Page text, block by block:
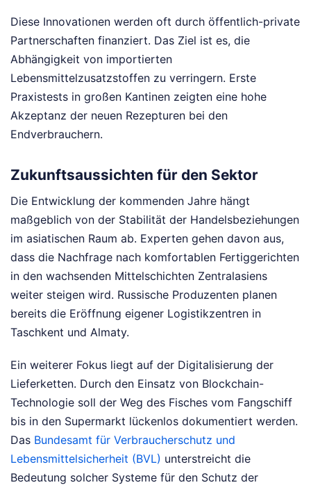
Diese Innovationen werden oft durch öffentlich-private
Partnerschaften finanziert. Das Ziel ist es, die
Abhängigkeit von importierten
Lebensmittelzusatzstoffen zu verringern. Erste
Praxistests in großen Kantinen zeigten eine hohe
Akzeptanz der neuen Rezepturen bei den
Endverbrauchern.
Zukunftsaussichten für den Sektor
Die Entwicklung der kommenden Jahre hängt
maßgeblich von der Stabilität der Handelsbeziehungen
im asiatischen Raum ab. Experten gehen davon aus,
dass die Nachfrage nach komfortablen Fertiggerichten
in den wachsenden Mittelschichten Zentralasiens
weiter steigen wird. Russische Produzenten planen
bereits die Eröffnung eigener Logistikzentren in
Taschkent und Almaty.
Ein weiterer Fokus liegt auf der Digitalisierung der
Lieferketten. Durch den Einsatz von Blockchain-
Technologie soll der Weg des Fisches vom Fangschiff
bis in den Supermarkt lückenlos dokumentiert werden.
Das Bundesamt für Verbraucherschutz und
Lebensmittelsicherheit (BVL) unterstreicht die
Bedeutung solcher Systeme für den Schutz der